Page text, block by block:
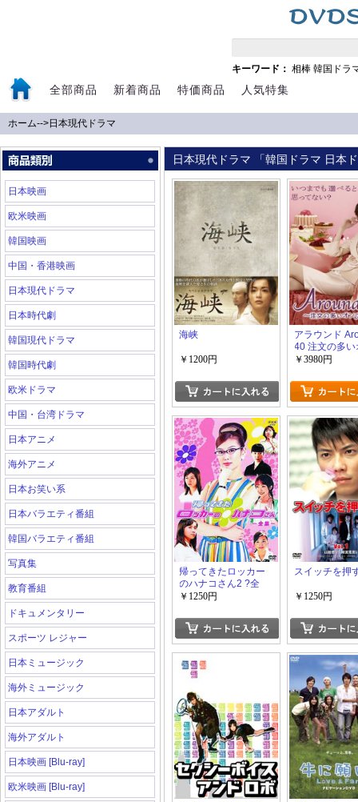
キーワード： 相棒 韓国ドラ
全部商品 新着商品 特価商品 人気特集
ホーム-->日本現代ドラマ
日本映画
欧米映画
韓国映画
中国・香港映画
日本現代ドラマ
日本時代劇
韓国現代ドラマ
韓国時代劇
欧米ドラマ
中国・台湾ドラマ
日本アニメ
海外アニメ
日本お笑い系
日本バラエティ番組
韓国バラエティ番組
写真集
教育番組
ドキュメンタリー
スポーツ レジャー
日本ミュージック
海外ミュージック
日本アダルト
海外アダルト
日本映画 [Blu-ray]
欧米映画 [Blu-ray]
日本現代ドラマ 「韓国ドラマ 日本
海峡
￥1200円
アラウンド
40 注文の多
たち
￥3980円
帰ってきたロッカー
のハナコさん2 ?全
集?
￥1250円
スイッチを押
￥1250円